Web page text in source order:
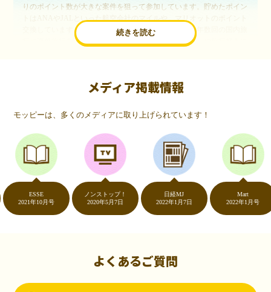
続きを読む
りのポイント数が大きな案件を狙って参加しています。貯めたポイン
交換しています。このようにすることで、ほぼ無料で年数回の国内旅
行や海外旅行を実現しています。モッピーは陸マイラーや旅行好きに
いつものネットショッピングが、モッピーでお得
（20代・女性）
友達に勧められてモッピーをはじめました。空いた時間にスマホで買
い物をすることが多いのですが、モッピーを経由するだけでショップ
のポイントとモッピーのポイントが二重で貯まることを知り、ビック
リ…！いつものネットショッピングをモッピーを経由するだけでポイ
ントが貯まるなんて…もっと早く教えてほしかった～！貯まったポイ
ントはギフト券に交換して、プチ贅沢を楽しんでます♪
（30代・男性）
ーを知りました。クレジットカードを発行するだけでポイントが貯ま
メディア掲載情報
モッピーは、多くのメディアに取り上げられています！
2021年10月号
ノンストップ！
2020年5月7日
日経MJ
2022年1月7日
2022年1月号
よくあるご質問